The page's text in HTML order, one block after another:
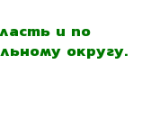
и по
округу.